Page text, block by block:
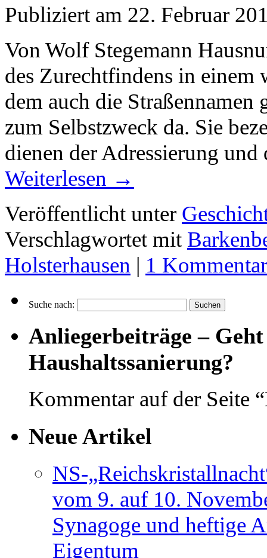
Publiziert am 22. Februar
Von Wolf Stegemann
des Zurechtfindens in einem
dem auch die
zum Selbstzweck da. Sie
dienen der Adressierung
Weiterlesen →
Veröffentlicht unter
Verschlagwortet mit
Holsterhausen | 1 Kommentar
Suche nach:
Anliegerbeiträge –
Haushaltssanierung?
Kommentar auf der Seite
Neue Artikel
NS-
vom 9. auf 10.
Synagoge und heftige
Eigentum